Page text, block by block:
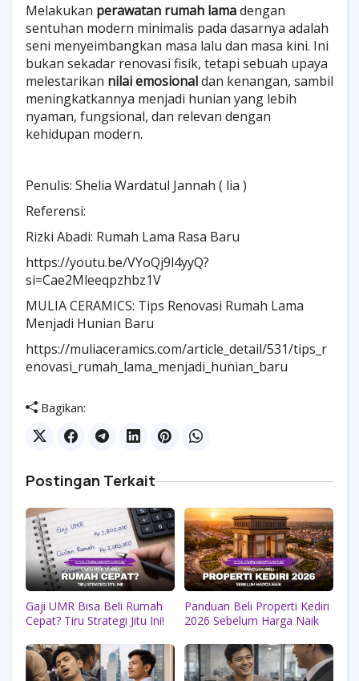
Melakukan perawatan rumah lamadengan
sentuhan modern minimalis pada dasarnya adalah
seni menyeimbangkan masa lalu dan masa kini. Ini
bukan sekadar renovasi fisik, tetapi sebuah upaya
melestarikan nilai emosionaldan kenangan, sambil
meningkatkannya menjadi hunian yang lebih
nyaman, fungsional, dan relevan dengan
kehidupan modern.
Penulis: Shelia Wardatul Jannah ( lia )
Referensi:
Rizki Abadi: Rumah Lama Rasa Baru
https://youtu.be/VYoQj9l4yyQ?
si=Cae2Mleeqpzhbz1V
MULIA CERAMICS: Tips Renovasi Rumah Lama
Menjadi Hunian Baru
https://muliaceramics.com/article_detail/531/tips_r
enovasi_rumah_lama_menjadi_hunian_baru
Bagikan:
Postingan Terkait
Gaji UMR Bisa Beli Rumah
Cepat? Tiru Strategi Jitu Ini!
Panduan Beli Properti Kediri
2026 Sebelum Harga Naik